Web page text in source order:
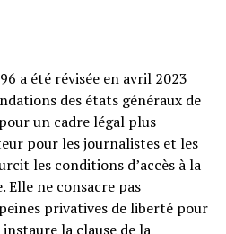
a été révisée en avril 2023
des états généraux de
un cadre légal plus
pour les journalistes et les
les conditions d’accès à la
Elle ne consacre pas
privatives de liberté pour
la clause de la